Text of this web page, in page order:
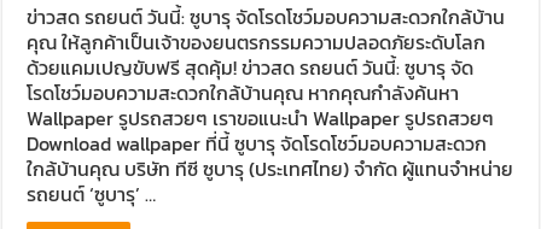
ข่าวสด รถยนต์ วันนี้: ซูบารุ จัดโรดโชว์มอบความสะดวกใกล้บ้าน
คุณ ให้ลูกค้าเป็นเจ้าของยนตรกรรมความปลอดภัยระดับโลก
ด้วยแคมเปญขับฟรี สุดคุ้ม! ข่าวสด รถยนต์ วันนี้: ซูบารุ จัด
โรดโชว์มอบความสะดวกใกล้บ้านคุณ หากคุณกำลังค้นหา
Wallpaper รูปรถสวยๆ เราขอแนะนำ Wallpaper รูปรถสวยๆ
Download wallpaper ที่นี้ ซูบารุ จัดโรดโชว์มอบความสะดวก
ใกล้บ้านคุณ บริษัท ทีซี ซูบารุ (ประเทศไทย) จำกัด ผู้แทนจำหน่าย
รถยนต์ ‘ซูบารุ’ …